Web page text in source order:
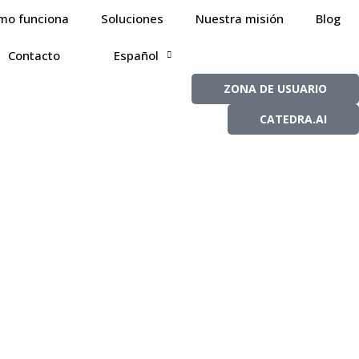
funciona Soluciones Nuestra misión Blog
Contacto Español
ZONA DE USUARIO
CATEDRA.AI